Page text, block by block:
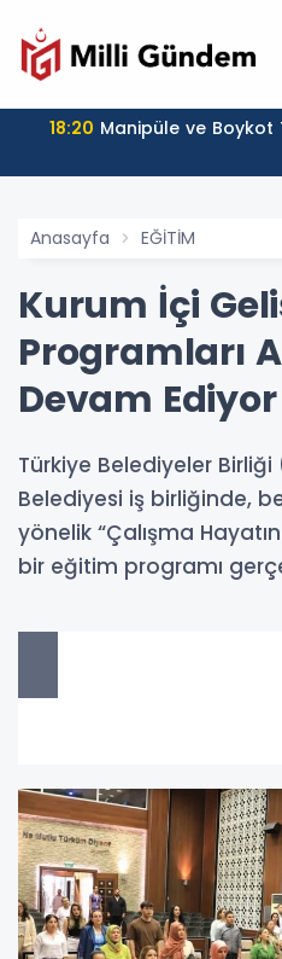
18:20 Manipüle ve Boykot
Anasayfa EĞİTİM
Kurum İçi
Programları
Devam Ediyor
Türkiye Belediyeler
Belediyesi iş birliğinde,
yönelik “Çalışma
bir eğitim programı